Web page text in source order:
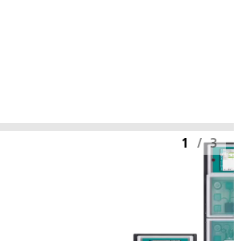
1 / 3